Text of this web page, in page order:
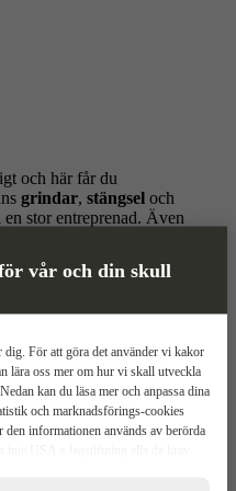
vår och din skull
För att göra det använder vi kakor
lära oss mer om hur vi skall utveckla
kan du läsa mer och anpassa dina
och marknadsförings-cookies
informationen används av berörda
USA:s lagstiftning alla de krav
och här får du
grindar, stängsel och
stor entreprenad. Även
obehöriga, både för din